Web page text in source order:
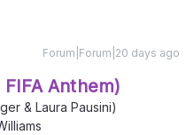
Forum|Forum|20 days ago
Anthem)
& Laura Pausini)